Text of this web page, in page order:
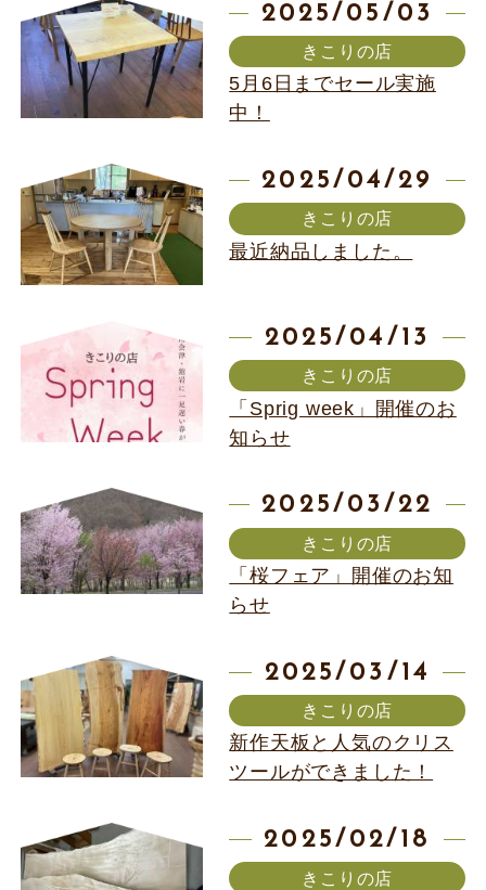
2025/05/03
きこりの店
5月6日までセール実施
中！
2025/04/29
きこりの店
最近納品しました。
2025/04/13
きこりの店
「Sprig week」開催のお
知らせ
2025/03/22
きこりの店
「桜フェア」開催のお知
らせ
2025/03/14
きこりの店
新作天板と人気のクリス
ツールができました！
2025/02/18
きこりの店